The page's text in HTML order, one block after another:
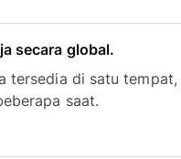
secara global.
tersedia di satu tempat,
saat.